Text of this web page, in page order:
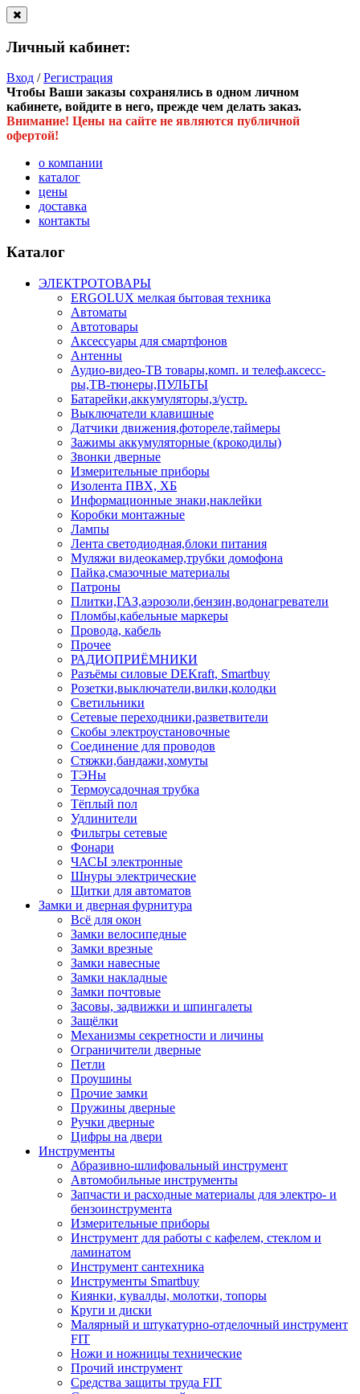
Личный кабинет:
Вход /Регистрация
Чтобы Ваши заказы сохранялись в одном личном
кабинете, войдите в него, прежде чем делать заказ.
Внимание! Цены на сайте не являются публичной
офертой!
о компании
каталог
цены
доставка
контакты
Каталог
ЭЛЕКТРОТОВАРЫ
ERGOLUX мелкая бытовая техника
Автоматы
Автотовары
Аксессуары для смартфонов
Антенны
Аудио-видео-ТВ товары,комп. и телеф.аксесс-
ры,ТВ-тюнеры,ПУЛЬТЫ
Батарейки,аккумуляторы,з/устр.
Выключатели клавишные
Датчики движения,фотореле,таймеры
Зажимы аккумуляторные (крокодилы)
Звонки дверные
Измерительные приборы
Изолента ПВХ, ХБ
Информационные знаки,наклейки
Коробки монтажные
Лампы
Лента светодиодная,блоки питания
Муляжи видеокамер,трубки домофона
Пайка,смазочные материалы
Патроны
Плитки,ГАЗ,аэрозоли,бензин,водонагреватели
Пломбы,кабельные маркеры
Провода, кабель
Прочее
РАДИОПРИЁМНИКИ
Разъёмы силовые DEKraft, Smartbuy
Розетки,выключатели,вилки,колодки
Светильники
Сетевые переходники,разветвители
Скобы электроустановочные
Соединение для проводов
Стяжки,бандажи,хомуты
ТЭНы
Термоусадочная трубка
Тёплый пол
Удлинители
Фильтры сетевые
Фонари
ЧАСЫ электронные
Шнуры электрические
Щитки для автоматов
Замки и дверная фурнитура
Всё для окон
Замки велосипедные
Замки врезные
Замки навесные
Замки накладные
Замки почтовые
Засовы, задвижки и шпингалеты
Защёлки
Механизмы секретности и личины
Ограничители дверные
Петли
Проушины
Прочие замки
Пружины дверные
Ручки дверные
Цифры на двери
Инструменты
Абразивно-шлифовальный инструмент
Автомобильные инструменты
Запчасти и расходные материалы для электро- и
бензоинструмента
Измерительные приборы
Инструмент для работы с кафелем, стеклом и
ламинатом
Инструмент сантехника
Инструменты Smartbuy
Киянки, кувалды, молотки, топоры
Круги и диски
Малярный и штукатурно-отделочный инструмент
FIT
Ножи и ножницы технические
Прочий инструмент
Средства защиты труда FIT